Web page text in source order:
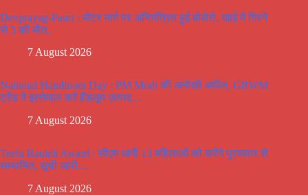
Devprayag-Pauri : मोटर मार्ग पर अनियंत्रित हुई बोलेरो, खाई में गिरने
से 5 की मौत..
7 August 2026
National Handloom Day : PM Modi की अनोखी अपील, GRWM
ट्रेंड में इस्तेमाल करें हैंडलूम उत्पाद…
7 August 2026
Teelu Rauteli Award : सीएम धामी 13 महिलाओं को करेंगे पुरस्कार से
सम्मानित, सूची जारी…
7 August 2026